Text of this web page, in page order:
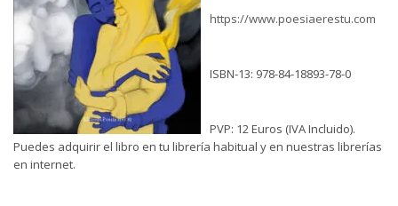
https://www.poesiaerestu.com
ISBN-13: 978-84-18893-78-0
PVP: 12 Euros (IVA Incluido).
Puedes adquirir el libro en tu librería habitual y en nuestras librerías
en internet.